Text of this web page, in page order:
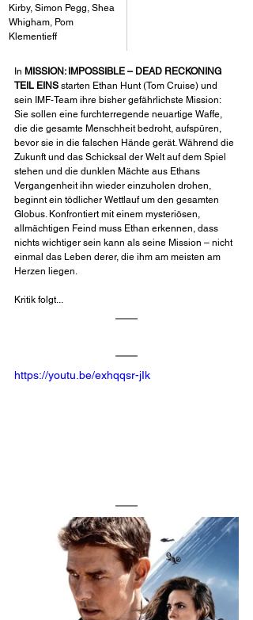
Kirby, Simon Pegg, Shea
Whigham, Pom
Klementieff
In MISSION: IMPOSSIBLE – DEAD RECKONING
TEIL EINS starten Ethan Hunt (Tom Cruise) und
sein IMF-Team ihre bisher gefährlichste Mission:
Sie sollen eine furchterregende neuartige Waffe,
die die gesamte Menschheit bedroht, aufspüren,
bevor sie in die falschen Hände gerät. Während die
Zukunft und das Schicksal der Welt auf dem Spiel
stehen und die dunklen Mächte aus Ethans
Vergangenheit ihn wieder einzuholen drohen,
beginnt ein tödlicher Wettlauf um den gesamten
Globus. Konfrontiert mit einem mysteriösen,
allmächtigen Feind muss Ethan erkennen, dass
nichts wichtiger sein kann als seine Mission – nicht
einmal das Leben derer, die ihm am meisten am
Herzen liegen.
Kritik folgt...
https://youtu.be/exhqqsr-jIk